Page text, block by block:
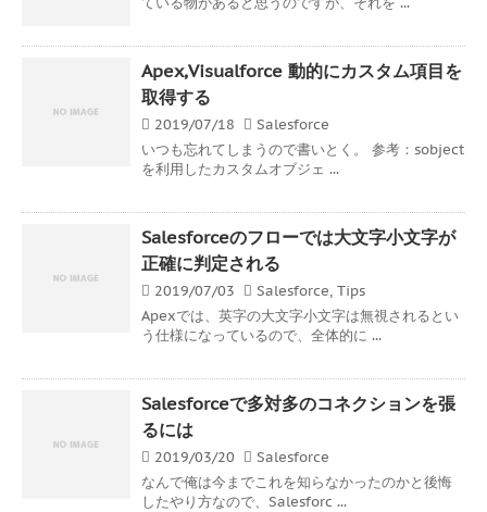
Apex,Visualforce 動的にカスタム項目を
取得する
2019/07/18
Salesforce
いつも忘れてしまうので書いとく。 参考：sobject
を利用したカスタムオブジェ ...
Salesforceのフローでは大文字小文字が
正確に判定される
2019/07/03 Salesforce, Tips
Apexでは、英字の大文字小文字は無視されるとい
う仕様になっているので、全体的に ...
Salesforceで多対多のコネクションを張
るには
2019/03/20
Salesforce
なんで俺は今までこれを知らなかったのかと後悔
したやり方なので、Salesforc ...